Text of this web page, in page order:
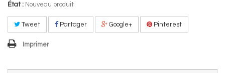
État : Nouveau produit
Tweet Partager Google+ Pinterest
Imprimer